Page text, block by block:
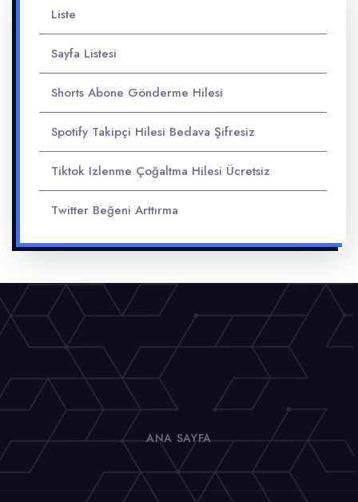
Liste
Sayfa Listesi
Shorts Abone Gönderme Hilesi
Spotify Takipçi Hilesi Bedava Şifresiz
Tiktok Izlenme Çoğaltma Hilesi Ücretsiz
Twitter Beğeni Arttırma
ANA SAYFA